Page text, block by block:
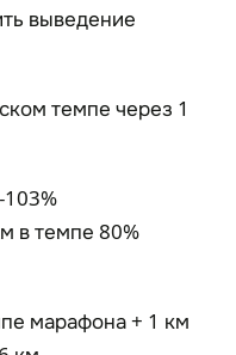
выведение
темпе через 1
в темпе 80%
марафона + 1 км